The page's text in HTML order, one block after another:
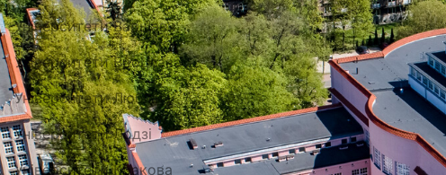
Університети Варшави
Університети Вроцлава
Університети Любліна
Університети Лодзі
Університети Кракова